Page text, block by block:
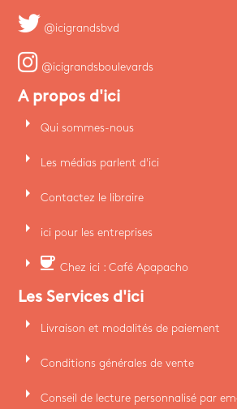
@icigrandsbvd
@icigrandsboulevards
A propos d'ici
arrow_right Qui sommes-nous
arrow_right Les médias parlent d'ici
arrow_right Contactez le libraire
arrow_right ici pour les entreprises
arrow_right coffee Chez ici : Café Apapacho
Les Services d'ici
arrow_right Livraison et modalités de paiement
arrow_right Conditions générales de vente
arrow_right Conseil de lecture personnalisé par